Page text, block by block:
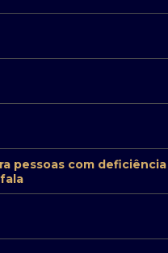
pessoas com deficiência